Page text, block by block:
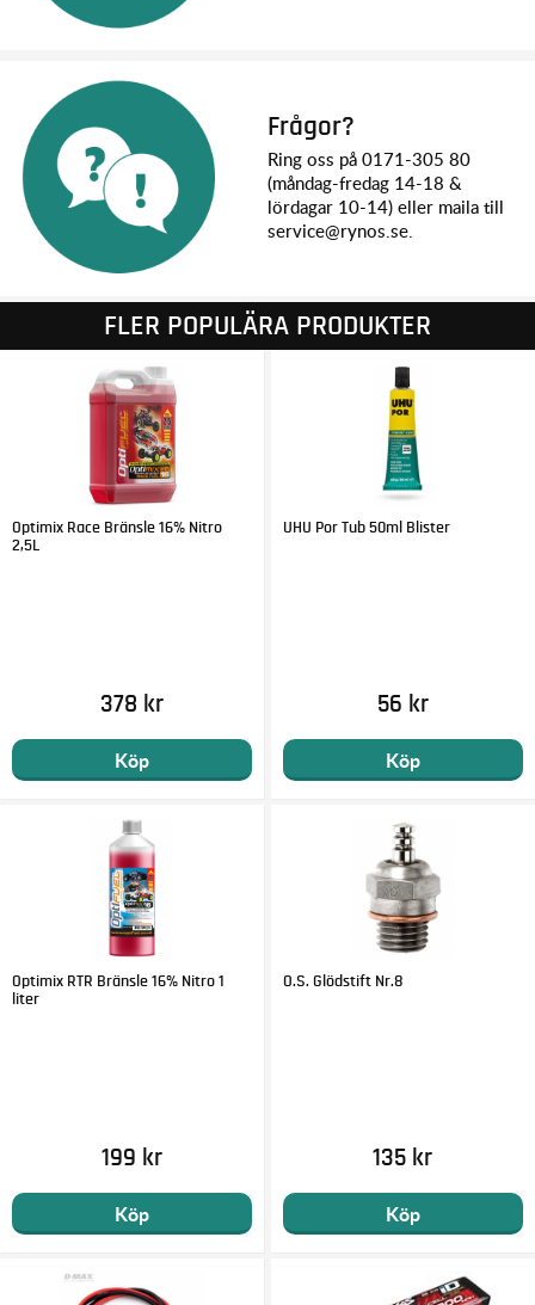
Frågor?
Ring oss på 0171-305 80
(måndag-fredag 14-18 &
lördagar 10-14) eller maila till
service@rynos.se.
FLER POPULÄRA PRODUKTER
Optimix Race Bränsle 16% Nitro
2,5L
378 kr
Köp
UHU Por Tub 50ml Blister
56 kr
Köp
Optimix RTR Bränsle 16% Nitro 1
liter
199 kr
Köp
O.S. Glödstift Nr.8
135 kr
Köp